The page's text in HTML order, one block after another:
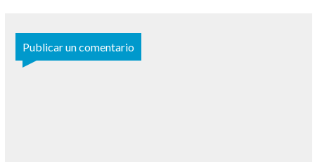
Publicar un comentario